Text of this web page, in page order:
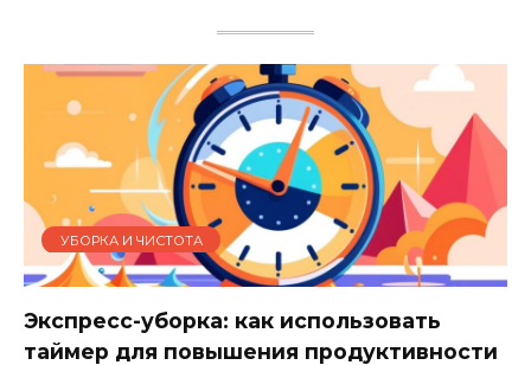
УБОРКА И ЧИСТОТА
Экспресс-уборка: как использовать
таймер для повышения продуктивности